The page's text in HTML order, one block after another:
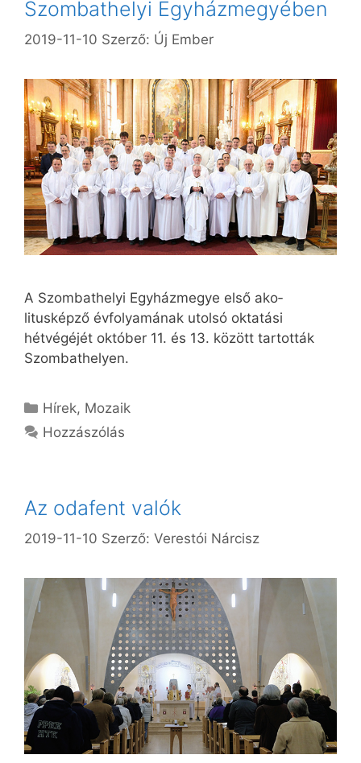
Szombathelyi Egyházmegyében
2019-11-10 Szerző: Új Ember
A Szombathelyi Egyházmegye első ako­
litusképző évfolyamának utolsó oktatási
hétvégéjét október 11. és 13. között tartották
Szombathelyen.
Kategória
Hírek, Mozaik
Hozzászólás
Az odafent valók
2019-11-10 Szerző: Verestói Nárcisz